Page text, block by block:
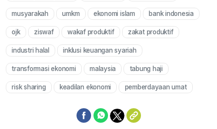
musyarakah umkm ekonomi islam bank indonesia
ojk ziswaf wakaf produktif zakat produktif
industri halal inklusi keuangan syariah
transformasi ekonomi malaysia tabung haji
risk sharing keadilan ekonomi pemberdayaan umat